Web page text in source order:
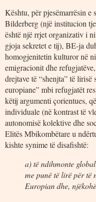
Kështu, për pjesëmarrësin e
Bilderberg (një institucion
është një rrjet organizativ i
gjoja sekretet e tij), BE-ja
homogjenitetin kulturor në
emigracionit dhe
drejtave të “shenjta” të
europiane” mbi refugjatët
këtij argumenti çorientues,
individuale (në kontrast të
autonomisë kolektive dhe
Elitës Mbikombëtare u
kishte synime të disafishtë:
a) të ndihmonte
me punë të lirë për të
Europian dhe,